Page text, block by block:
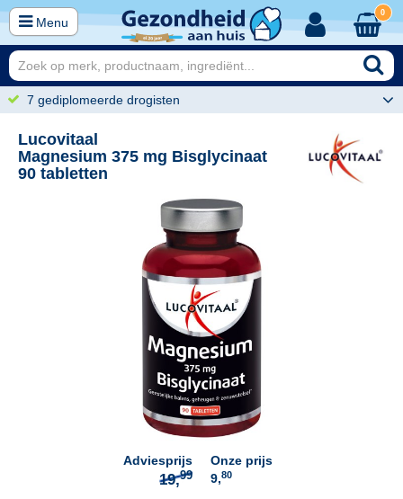
Menu
0
7 gediplomeerde drogisten
Lucovitaal
Magnesium 375 mg Bisglycinaat
90 tabletten
Adviesprijs
99
Onze prijs
9,80